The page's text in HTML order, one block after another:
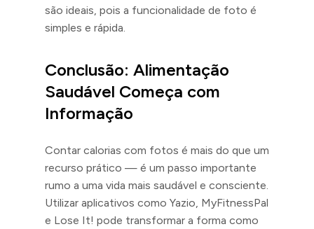
são ideais, pois a funcionalidade de foto é
simples e rápida.
Conclusão: Alimentação
Saudável Começa com
Informação
Contar calorias com fotos é mais do que um
recurso prático — é um passo importante
rumo a uma vida mais saudável e consciente.
Utilizar aplicativos como Yazio, MyFitnessPal
e Lose It! pode transformar a forma como